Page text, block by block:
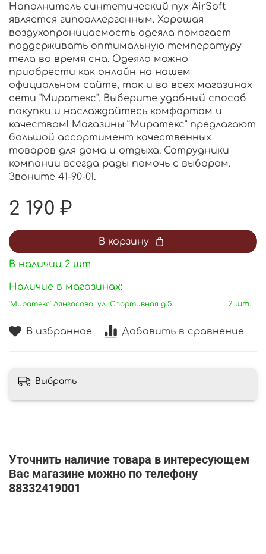
В избранное Добавить в сравнение
Наполнитель синтетический пух AirSoft
является гипоаллергенным. Хорошая
воздухопроницаемость одеяла помогает
поддерживать оптимальную температуру
тела во время сна. Одеяло можно
приобрести как онлайн на нашем
официальном сайте, так и во всех магазинах
сети "Миратекс". Выберите удобный способ
покупки и наслаждайтесь комфортом и
качеством! Магазины “Миратекс” предлагают
большой ассортимент качественных
товаров для дома и отдыха. Сотрудники
компании всегда рады помочь с выбором.
Звоните 41-90-01.
2 190 ₽
В корзину
В наличии 2 шт
Наличие в магазинах:
'Миратекс' Лянгасово, ул. Спортивная д.5 2 шт.
Выбрать
Уточнить наличие товара в интересующем
Вас магазине можно по телефону
88332419001